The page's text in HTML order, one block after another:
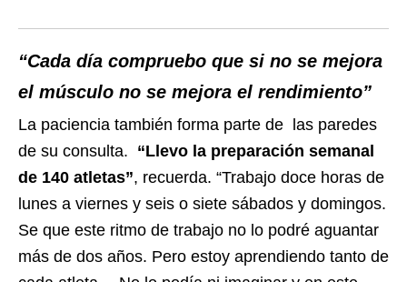
“Cada día compruebo que si no se mejora
el músculo no se mejora el rendimiento”
La paciencia también forma parte de las paredes
de su consulta. “Llevo la preparación semanal
de 140 atletas”, recuerda. “Trabajo doce horas de
lunes a viernes y seis o siete sábados y domingos.
Se que este ritmo de trabajo no lo podré aguantar
más de dos años. Pero estoy aprendiendo tanto de